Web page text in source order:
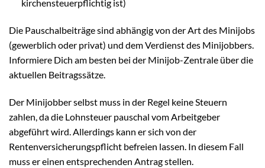
kirchensteuerpflichtig ist)
Die Pauschalbeiträge sind abhängig von der Art des Minijobs
(gewerblich oder privat) und dem Verdienst des Minijobbers.
Informiere Dich am besten bei der Minijob-Zentrale über die
aktuellen Beitragssätze.
Der Minijobber selbst muss in der Regel keine Steuern
zahlen, da die Lohnsteuer pauschal vom Arbeitgeber
abgeführt wird. Allerdings kann er sich von der
Rentenversicherungspflicht befreien lassen. In diesem Fall
muss er einen entsprechenden Antrag stellen.